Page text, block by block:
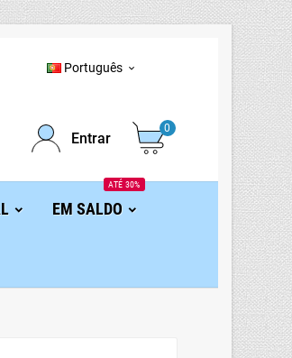
Português 
Entrar
0
EM SALDO
ATÉ 30%